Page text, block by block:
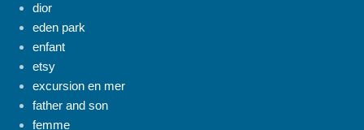
dior
eden park
enfant
etsy
excursion en mer
father and son
femme